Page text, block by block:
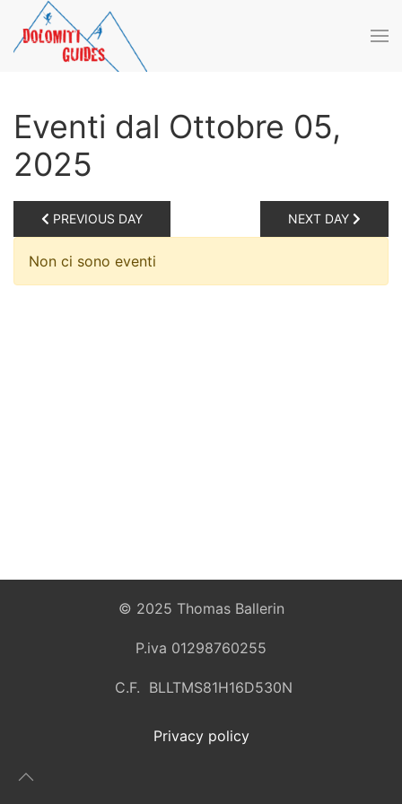
Skip to main content
Eventi dal Ottobre 05,
2025
PREVIOUS DAY NEXT DAY
Non ci sono eventi
© 2025 Thomas Ballerin
P.iva 01298760255
C.F. BLLTMS81H16D530N
Privacy policy